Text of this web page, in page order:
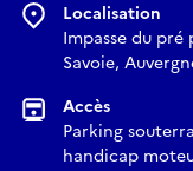
Localisation
Impasse du pré
Savoie,
Accès
Parking
handicap